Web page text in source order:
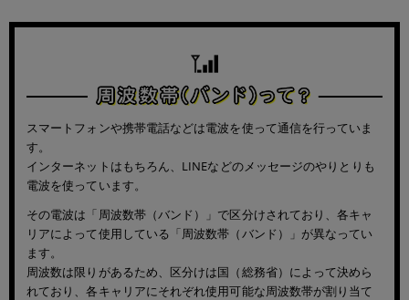
スマートフォンや携帯電話などは電波を使って通信を行っていま
す。
インターネットはもちろん、LINEなどのメッセージのやりとりも
電波を使っています。
その電波は「周波数帯（バンド）」で区分けされており、各キャ
リアによって使用している「周波数帯（バンド）」が異なってい
ます。
周波数は限りがあるため、区分けは国（総務省）によって決めら
れており、各キャリアにそれぞれ使用可能な周波数帯が割り当て
人気の検索ワード：Let's noteEliteBookMacBook
「スマートフォン」「タブレット」など
シリーズ
商品シリーズ名・ブランド名の絞り込み。
「iPhone」「Xperia」「Galaxy」など
メーカー